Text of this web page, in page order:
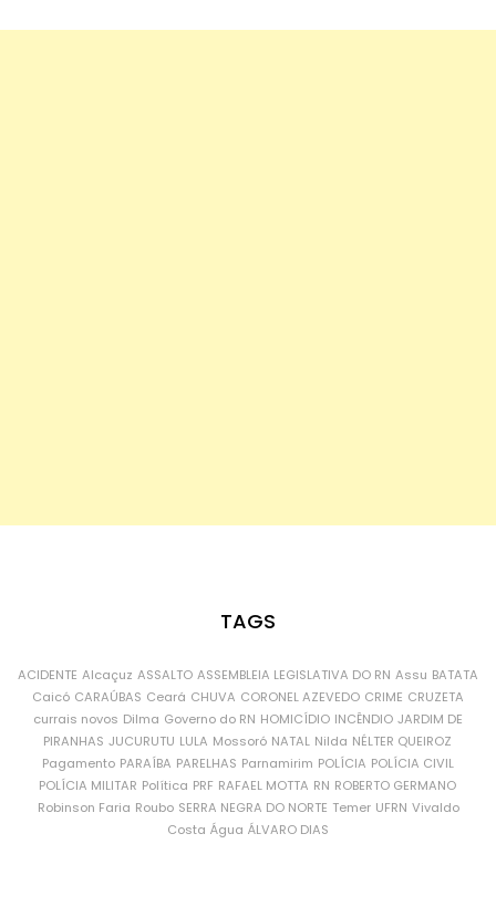
TAGS
ACIDENTE Alcaçuz ASSALTO ASSEMBLEIA LEGISLATIVA DO RN Assu BATATA
Caicó CARAÚBAS Ceará CHUVA CORONEL AZEVEDO CRIME CRUZETA
currais novos Dilma Governo do RN HOMICÍDIO INCÊNDIO JARDIM DE
PIRANHAS JUCURUTU LULA Mossoró NATAL Nilda NÉLTER QUEIROZ
Pagamento PARAÍBA PARELHAS Parnamirim POLÍCIA POLÍCIA CIVIL
POLÍCIA MILITAR Política PRF RAFAEL MOTTA RN ROBERTO GERMANO
Robinson Faria Roubo SERRA NEGRA DO NORTE Temer UFRN Vivaldo
Costa Água ÁLVARO DIAS